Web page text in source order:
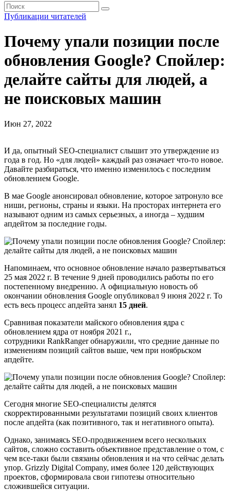
Публикации читателей
Почему упали позиции после
обновления Google? Спойлер:
делайте сайты для людей, а
не поисковых машин
Июн 27, 2022
И да, опытный SEO-специалист слышит это утверждение из
года в год. Но «для людей» каждый раз означает что-то новое.
Давайте разбираться, что именно изменилось с последним
обновлением Google.
В мае Google анонсировал обновление, которое затронуло все
ниши, регионы, страны и языки. На просторах интернета его
называют одним из самых серьезных, а иногда – худшим
апдейтом за последние годы.
Напоминаем, что основное обновление начало развертываться
25 мая 2022 г. В течение 9 дней проводились работы по его
постепенному внедрению. А официальную новость об
окончании обновления Google опубликовал 9 июня 2022 г. То
есть весь процесс апдейта занял 15 дней.
Сравнивая показатели майского обновления ядра с
обновлением ядра от ноября 2021 г.,
сотрудники RankRanger обнаружили, что средние данные по
изменениям позиций сайтов выше, чем при ноябрьском
апдейте.
Сегодня многие SEO-специалисты делятся
скорректированными результатами позиций своих клиентов
после апдейта (как позитивного, так и негативного опыта).
Однако, занимаясь SEO-продвижением всего нескольких
сайтов, сложно составить объективное представление о том, с
чем все-таки были связаны обновления и на что сейчас делать
упор. Grizzly Digital Company, имея более 120 действующих
проектов, сформировала свои гипотезы относительно
сложившейся ситуации.